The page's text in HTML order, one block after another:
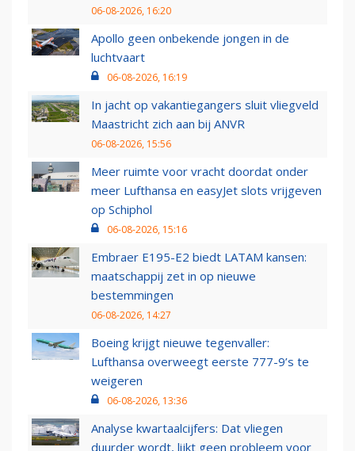
06-08-2026, 16:20
Apollo geen onbekende jongen in de
luchtvaart
06-08-2026, 16:19
In jacht op vakantiegangers sluit vliegveld
Maastricht zich aan bij ANVR
06-08-2026, 15:56
Meer ruimte voor vracht doordat onder
meer Lufthansa en easyJet slots vrijgeven
op Schiphol
06-08-2026, 15:16
Embraer E195-E2 biedt LATAM kansen:
maatschappij zet in op nieuwe
bestemmingen
06-08-2026, 14:27
Boeing krijgt nieuwe tegenvaller:
Lufthansa overweegt eerste 777-9’s te
weigeren
06-08-2026, 13:36
Analyse kwartaalcijfers: Dat vliegen
duurder wordt, lijkt geen probleem voor